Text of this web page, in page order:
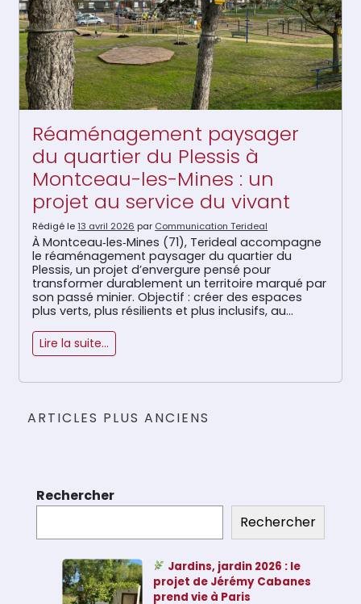
Réaménagement paysager
du quartier du Plessis à
Montceau-les-Mines : un
projet au service du vivant
Rédigé le13 avril 2026 par Communication Terideal
À Montceau‑les‑Mines (71), Terideal accompagne
le réaménagement paysager du quartier du
Plessis, un projet d’envergure pensé pour
transformer durablement un territoire marqué par
son passé minier. Objectif : créer des espaces
plus verts, plus résilients et plus inclusifs, au
du vivant. Ce chantier à Montceau‑les‑Mines
repose sur […]
Lire la suite…
Navigation
ARTICLES PLUS ANCIENS
Rechercher
Rechercher
Jardins, jardin 2026 : le
projet de Jérémy Cabanes
prend vie à Paris